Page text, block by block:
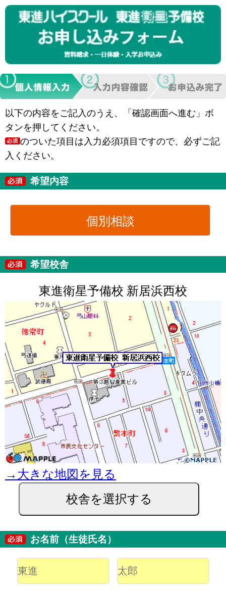
以下の内容をご記入のうえ、「確認画面へ進む」ボ
タンを押してください。
のついた項目は入力必須項目ですので、必ずご記
入ください。
希望内容
個別相談
希望校舎
東進衛星予備校 新居浜西校
→大きな地図を見る
校舎を選択する
お名前（生徒氏名）